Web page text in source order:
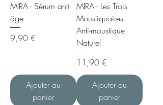
MIRA - Sérum anti-
âge
Prix
9,90 €
Ajouter au
panier
MIRA - Les Trois
Moustiquaires -
Anti-moustique
Naturel
Prix
11,90 €
Ajouter au
panier